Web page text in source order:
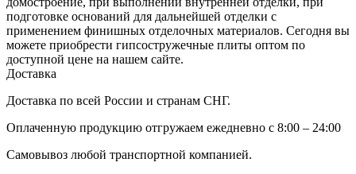
подготовке оснований для дальнейшей отделки с
применением финишных отделочных материалов. Сегодня вы
можете приобрести гипсостружечные плиты оптом по
доступной цене на нашем сайте.
Доставка
Доставка по всей России и странам СНГ.
Оплаченную продукцию отгружаем ежедневно с 8:00 – 24:00
Самовывоз любой транспортной компанией.